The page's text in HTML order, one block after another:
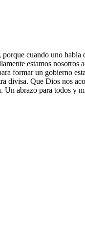
cuando uno habla
estamos nosotros
formar un gobierno
divisa. Que Dios nos
Un abrazo para todos y